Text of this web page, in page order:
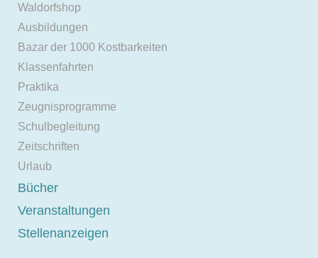
Waldorfshop
Ausbildungen
Bazar der 1000 Kostbarkeiten
Klassenfahrten
Praktika
Zeugnisprogramme
Schulbegleitung
Zeitschriften
Urlaub
Bücher
Veranstaltungen
Stellenanzeigen